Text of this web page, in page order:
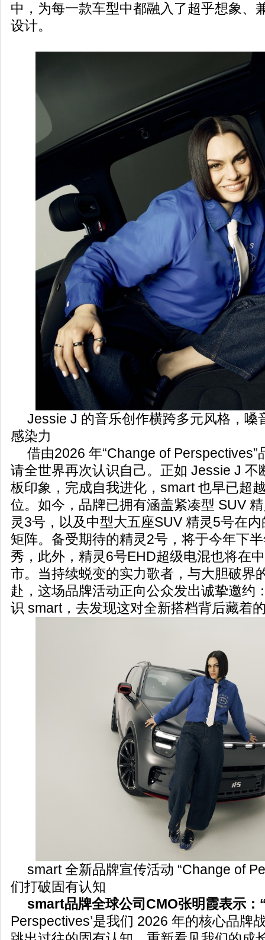
中，为每一款车型中都融入了超乎想象、
设计。
Jessie J 的音乐创作横跨多元风格，嗓
感染力
借由2026 年“Change of Perspectives”
请全世界再次认识自己。正如 Jessie J 不
板印象，完成自我进化，smart 也早已超
位。如今，品牌已拥有涵盖紧凑型 SUV
灵3号，以及中型大五座SUV 精灵5号在
矩阵。备受期待的精灵2号，将于今年下
秀，此外，精灵6号EHD超级电混也将在
市。当持续蜕变的实力歌者，与大胆破界
赴，这场品牌活动正向公众发出诚挚邀约
识 smart，去发现这对全新搭档背后藏着
smart 全新品牌宣传活动 “Change of
们打破固有认知
smart品牌全球公司CMO张明霞表示：
Perspectives’是我们 2026 年的核心品牌